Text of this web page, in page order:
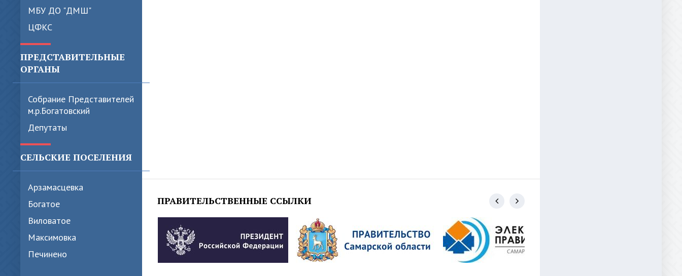
МБУ ДО "ДМШ"
ЦФКС
ПРЕДСТАВИТЕЛЬНЫЕ
ОРГАНЫ
Собрание Представителей
м.р.Богатовский
Депутаты
СЕЛЬСКИЕ ПОСЕЛЕНИЯ
Арзамасцевка
Богатое
Виловатое
Максимовка
Печинено
ПРАВИТЕЛЬСТВЕННЫЕ ССЫЛКИ